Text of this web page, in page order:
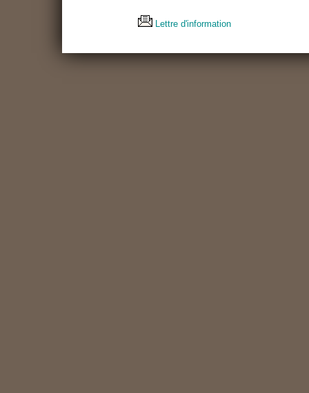
Lettre d'information